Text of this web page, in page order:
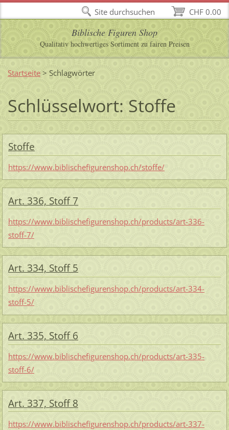
Biblische Figuren Shop
Qualitativ hochwertiges Sortiment zu fairen Preisen
Startseite > Schlagwörter
Schlüsselwort: Stoffe
Stoffe
https://www.biblischefigurenshop.ch/stoffe/
Art. 336, Stoff 7
https://www.biblischefigurenshop.ch/products/art-336-
stoff-7/
Art. 334, Stoff 5
https://www.biblischefigurenshop.ch/products/art-334-
stoff-5/
Art. 335, Stoff 6
https://www.biblischefigurenshop.ch/products/art-335-
stoff-6/
Art. 337, Stoff 8
https://www.biblischefigurenshop.ch/products/art-337-
CHF 0.00
Site durchsuchen